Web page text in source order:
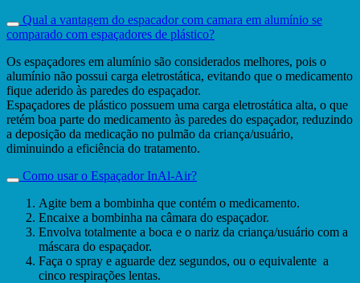
Qual a vantagem do espacador com camara em alumínio se
comparado com espaçadores de plástico?
Os espaçadores em alumínio são considerados melhores, pois o
alumínio não possui carga eletrostática, evitando que o medicamento
fique aderido às paredes do espaçador.
Espaçadores de plástico possuem uma carga eletrostática alta, o que
retém boa parte do medicamento às paredes do espaçador, reduzindo
a deposição da medicação no pulmão da criança/usuário,
diminuindo a eficiência do tratamento.
Como usar o Espaçador InAl-Air?
Agite bem a bombinha que contém o medicamento.
Encaixe a bombinha na câmara do espaçador.
Envolva totalmente a boca e o nariz da criança/usuário com a
máscara do espaçador.
Faça o spray e aguarde dez segundos, ou o equivalente a
cinco respirações lentas.